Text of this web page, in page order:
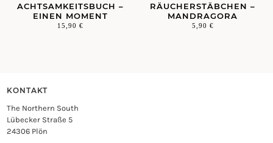
ACHTSAMKEITSBUCH –
EINEN MOMENT
15,90 €
RÄUCHERSTÄBCHEN –
MANDRAGORA
5,90 €
KONTAKT
The Northern South
Lübecker Straße 5
24306 Plön